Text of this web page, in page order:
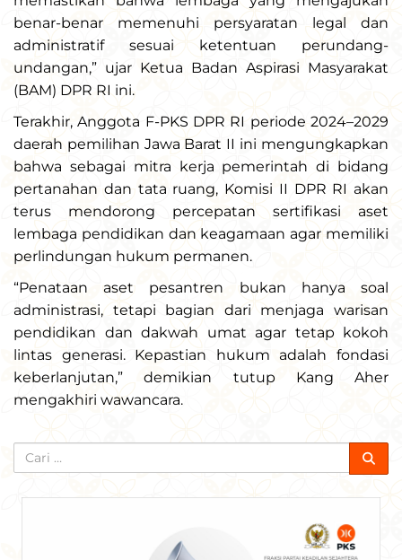
benar-benar memenuhi persyaratan legal dan
administratif sesuai ketentuan perundang-
undangan,” ujar Ketua Badan Aspirasi Masyarakat
(BAM) DPR RI ini.
Terakhir, Anggota F-PKS DPR RI periode 2024–2029
daerah pemilihan Jawa Barat II ini mengungkapkan
bahwa sebagai mitra kerja pemerintah di bidang
pertanahan dan tata ruang, Komisi II DPR RI akan
terus mendorong percepatan sertifikasi aset
lembaga pendidikan dan keagamaan agar memiliki
perlindungan hukum permanen.
“Penataan aset pesantren bukan hanya soal
administrasi, tetapi bagian dari menjaga warisan
pendidikan dan dakwah umat agar tetap kokoh
lintas generasi. Kepastian hukum adalah fondasi
keberlanjutan,” demikian tutup Kang Aher
mengakhiri wawancara.